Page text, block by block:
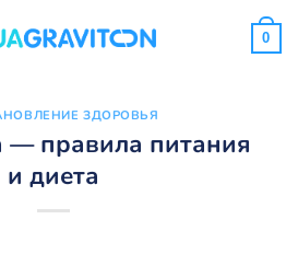
0
ЗДОРОВЬЯ
правила питания
и диета